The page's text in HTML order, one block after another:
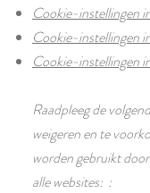
Cookie-instellingen
Cookie-instellingen
Cookie-instellingen
Raadpleeg de
weigeren en te
worden gebruikt
alle websites: :